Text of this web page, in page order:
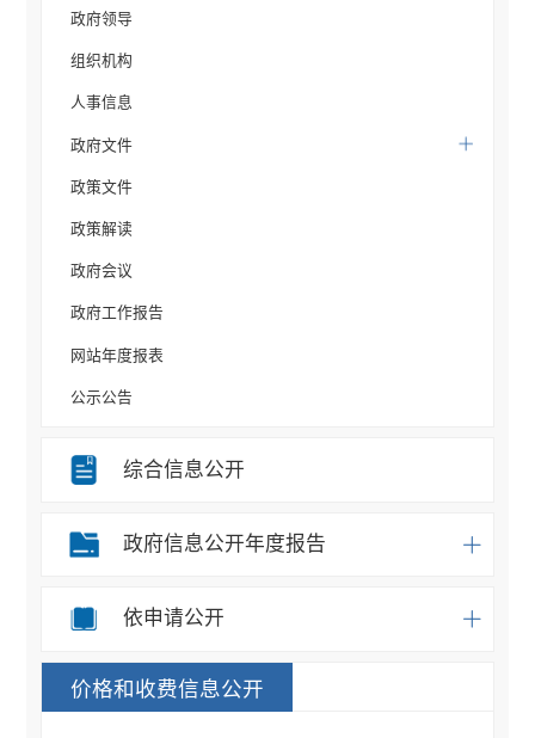
政府领导
组织机构
人事信息
政府文件
政策文件
政策解读
政府会议
政府工作报告
网站年度报表
公示公告
重大决策事项
办事统计
应急预案
综合信息公开
政府信息公开年度报告
依申请公开
价格和收费信息公开